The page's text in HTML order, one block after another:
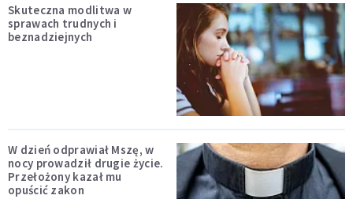
Skuteczna modlitwa w
sprawach trudnych i
beznadziejnych
W dzień odprawiał Mszę, w
nocy prowadził drugie życie.
Przełożony kazał mu
opuścić zakon